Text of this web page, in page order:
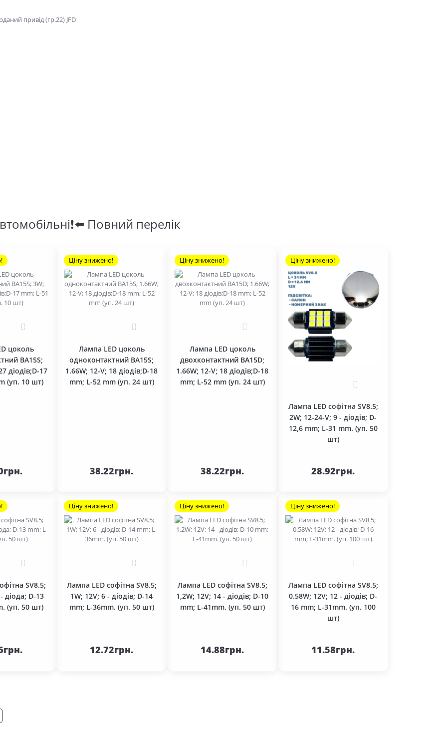
Повний перелік
цоколь
BA15S;
діодів;D-17
(уп. 10 шт)
Ціну знижено!
Лампа LED цоколь
одноконтактний BA15S;
1.66W; 12-V; 18 діодів;D-18
mm; L-52 mm (уп. 24 шт)
38.22грн.
кошика
Ціну знижено!
Лампа LED цоколь
двохконтактний BA15D;
1.66W; 12-V; 18 діодів;D-18
mm; L-52 mm (уп. 24 шт)
38.22грн.
кошика
Ціну знижено!
Лампа LED софітна SV8.5;
2W; 12-24-V; 9 - діодів; D-
12,6 mm; L-31 mm. (уп. 50
шт)
28.92грн.
кошика
SV8.5;
діода; D-13
(уп. 50 шт)
Ціну знижено!
Лампа LED софітна SV8.5;
1W; 12V; 6 - діодів; D-14
mm; L-36mm. (уп. 50 шт)
12.72грн.
кошика
Ціну знижено!
Лампа LED софітна SV8.5;
1,2W; 12V; 14 - діодів; D-10
mm; L-41mm. (уп. 50 шт)
14.88грн.
кошика
Ціну знижено!
Лампа LED софітна SV8.5;
0.58W; 12V; 12 - діодів; D-
16 mm; L-31mm. (уп. 100
шт)
11.58грн.
кошика